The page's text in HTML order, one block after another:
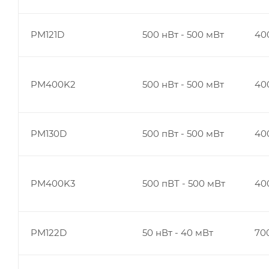
PM121D 500 нВт - 500 мВт
PM400K2 500 нВт - 500 мВт
PM130D 500 пВт - 500 мВт
PM400K3 500 пВТ - 500 мВт
PM122D 50 нВт - 40 мВт